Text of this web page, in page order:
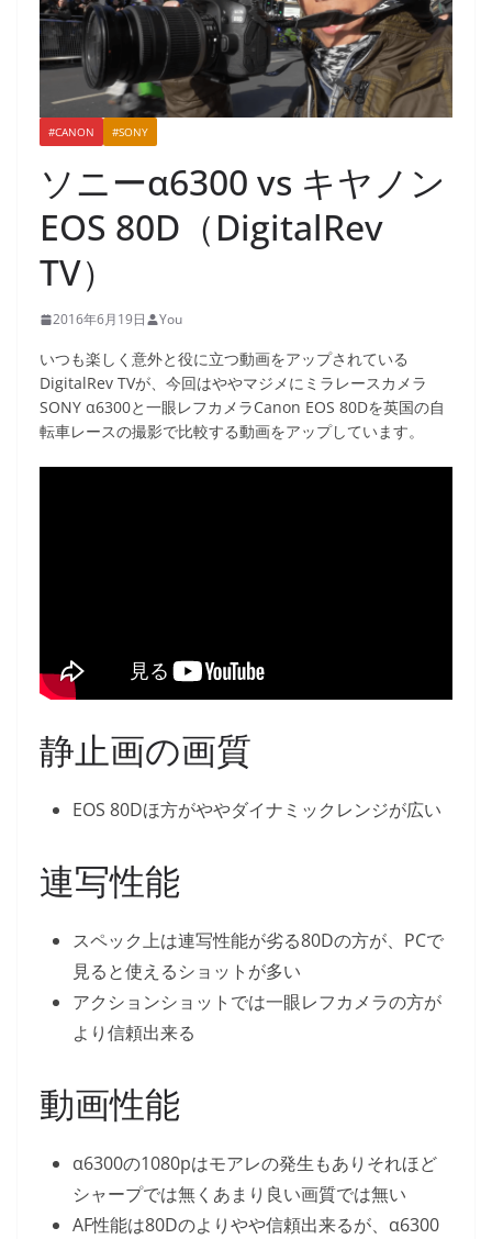
#CANON #SONY
ソニーα6300 vs キヤノン
EOS 80D（DigitalRev
TV）
2016年6月19日 You
いつも楽しく意外と役に立つ動画をアップされている
DigitalRev TVが、今回はややマジメにミラレースカメラ
SONY α6300と一眼レフカメラCanon EOS 80Dを英国の自
転車レースの撮影で比較する動画をアップしています。
静止画の画質
EOS 80Dほ方がややダイナミックレンジが広い
連写性能
スペック上は連写性能が劣る80Dの方が、PCで
見ると使えるショットが多い
アクションショットでは一眼レフカメラの方が
より信頼出来る
動画性能
α6300の1080pはモアレの発生もありそれほど
シャープでは無くあまり良い画質では無い
AF性能は80Dのよりやや信頼出来るが、α6300